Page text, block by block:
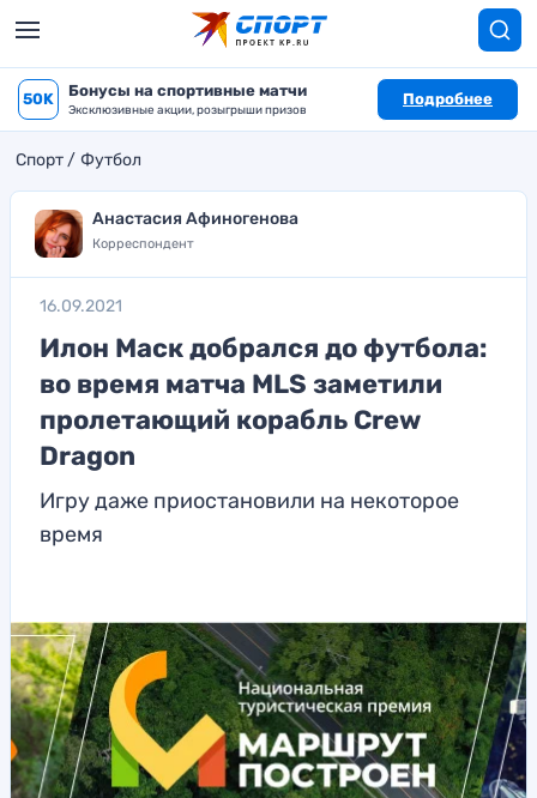
50K Бонусы на спортивные матчи
Эксклюзивные акции, розыгрыши призов
Подробнее
Спорт Футбол
Анастасия Афиногенова
Корреспондент
16.09.2021
Илон Маск добрался до футбола:
во время матча MLS заметили
пролетающий корабль Crew
Dragon
Игру даже приостановили на некоторое
время